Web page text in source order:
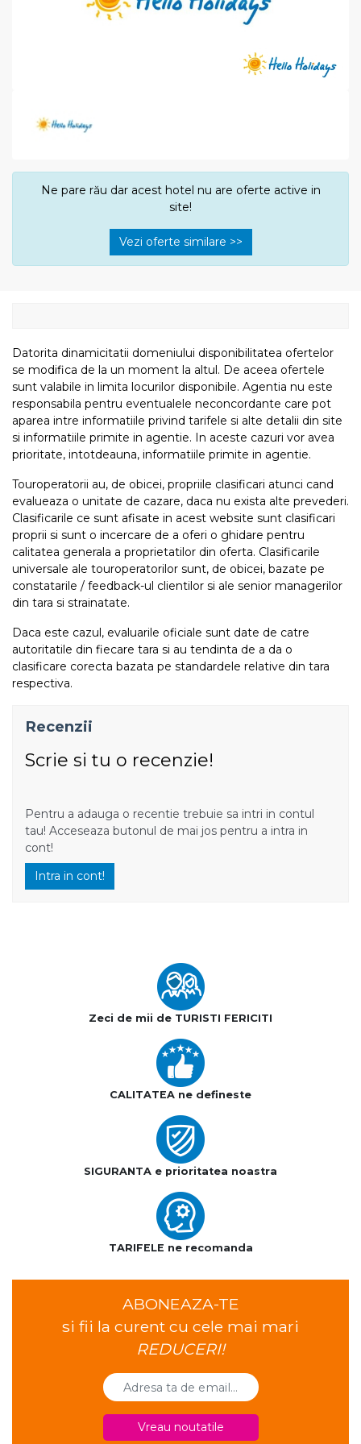
Ne pare rău dar acest hotel nu are oferte active in
site!
Vezi oferte similare >>
Datorita dinamicitatii domeniului disponibilitatea ofertelor
se modifica de la un moment la altul. De aceea ofertele
sunt valabile in limita locurilor disponibile. Agentia nu este
responsabila pentru eventualele neconcordante care pot
aparea intre informatiile privind tarifele si alte detalii din site
si informatiile primite in agentie. In aceste cazuri vor avea
prioritate, intotdeauna, informatiile primite in agentie.
Touroperatorii au, de obicei, propriile clasificari atunci cand
evalueaza o unitate de cazare, daca nu exista alte prevederi.
Clasificarile ce sunt afisate in acest website sunt clasificari
proprii si sunt o incercare de a oferi o ghidare pentru
calitatea generala a proprietatilor din oferta. Clasificarile
universale ale touroperatorilor sunt, de obicei, bazate pe
constatarile / feedback-ul clientilor si ale senior managerilor
din tara si strainatate.
Daca este cazul, evaluarile oficiale sunt date de catre
autoritatile din fiecare tara si au tendinta de a da o
clasificare corecta bazata pe standardele relative din tara
respectiva.
Recenzii
Scrie si tu o recenzie!
Pentru a adauga o recentie trebuie sa intri in contul
tau! Acceseaza butonul de mai jos pentru a intra in
cont!
Intra in cont!
Zeci de mii de TURISTI FERICITI
CALITATEA ne defineste
SIGURANTA e prioritatea noastra
TARIFELE ne recomanda
ABONEAZA-TE
si fii la curent cu cele mai mari
REDUCERI!
Vreau noutatile